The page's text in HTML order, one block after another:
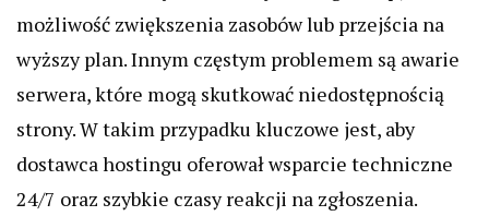
możliwość zwiększenia zasobów lub przejścia na
wyższy plan. Innym częstym problemem są awarie
serwera, które mogą skutkować niedostępnością
strony. W takim przypadku kluczowe jest, aby
dostawca hostingu oferował wsparcie techniczne
24/7 oraz szybkie czasy reakcji na zgłoszenia.